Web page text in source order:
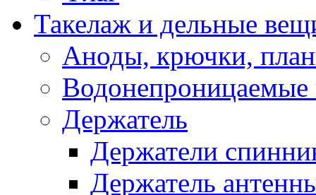
Такелаж и дельные
Аноды, крючки,
Водонепроницаемые
Держатель
Держатели
Держатель